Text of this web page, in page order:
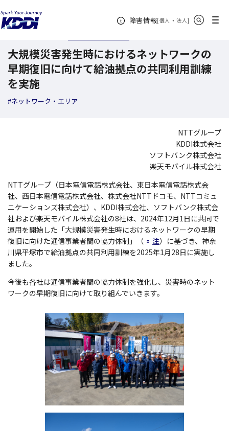
障害情報[個人 ・ 法人新規ウィンドウ
]
メニュー
大規模災害発生時におけるネットワークの
早期復旧に向けて給油拠点の共同利用訓練
を実施
#ネットワーク・エリア
NTTグループ
KDDI株式会社
ソフトバンク株式会社
楽天モバイル株式会社
NTTグループ（日本電信電話株式会社、東日本電信電話株式会
社、西日本電信電話株式会社、株式会社NTTドコモ、NTTコミュ
ニケーションズ株式会社）、KDDI株式会社、ソフトバンク株式会
社および楽天モバイル株式会社の8社は、2024年12月1日に共同で
運用を開始した「大規模災害発生時におけるネットワークの早期
復旧に向けた通信事業者間の協力体制」（
注）に基づき、神奈
川県平塚市で給油拠点の共同利用訓練を2025年1月28日に実施し
ました。
今後も各社は通信事業者間の協力体制を強化し、災害時のネット
ワークの早期復旧に向けて取り組んでいきます。